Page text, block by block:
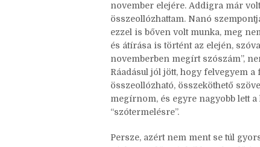
Nem volt még tapasztalatom,
felnőtt fejjel, amikor már ott
amúgy is elkeztem már az első
november elejére. Addigra már
összeollózhattam. Nanó
ezzel is bőven volt munka, meg
és átírása is történt az elején,
novemberben megírt szószám”,
Ráadásul jól jött, hogy felvegyem a
megírnom, és egyre nagyobb lett